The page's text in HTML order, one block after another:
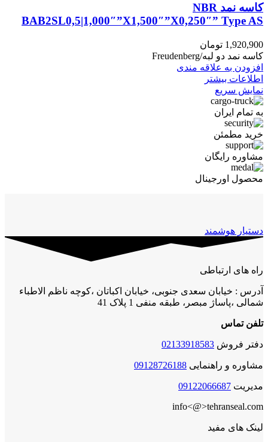
کاسه نمد NBR
BAB2SL0,5|1,000″”X1,500″”X0,250″” Type AS
1,920,900 تومان
کاسه نمد دو لبه/Freudenberg
افزودن به علاقه مندی
اطلاعات بیشتر
نمایش سریع
به تمام ایران
خرید مطمئن
مشاوره رایگان
محصول اورجینال
دستیار هوشمند
راه های ارتباطی
آدرس : خیابان سعدی جنوبی، خیابان اکباتان ،کوچه ناظم الاطباء
شمالی ،پاساژ مبصر، طبقه منفی 1 پلاک 41
تلفن تماس
دفتر فروش 02133918583
مشاوره و راهنمایی 09128726188
مدیریت 09122066687
info<@>tehranseal.com
لینک های مفید